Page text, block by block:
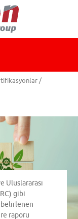
/
Uluslararası
gibi
belirlenen
raporu